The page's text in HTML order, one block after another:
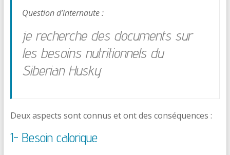
Question d’internaute :
je recherche des documents sur
les besoins nutritionnels du
Siberian Husky
Deux aspects sont connus et ont des conséquences :
1- Besoin calorique